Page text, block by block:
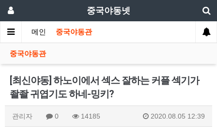
중국야동넷
메인 중국야동관
중국야동관
[최신야동] 하노이에서 섹스 잘하는 커플 섹기가
좔좔 귀엽기도 하네-밍키?
관리자 0 14185 2020.08.05 12:39